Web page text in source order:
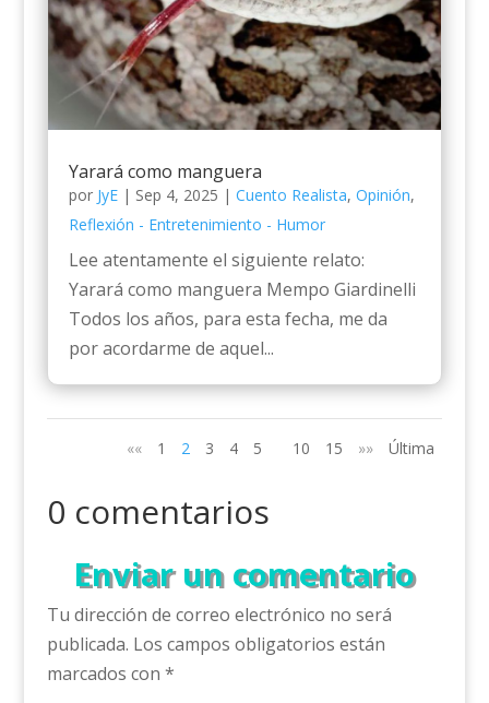
Yarará como manguera
por JyE| Sep 4, 2025 | Cuento Realista, Opinión,
Reflexión - Entretenimiento - Humor
Lee atentamente el siguiente relato:
Yarará como manguera Mempo Giardinelli
Todos los años, para esta fecha, me da
por acordarme de aquel...
«« 1 2 3 4 5 10 15 »» Última
0 comentarios
Enviar un comentario
Tu dirección de correo electrónico no será
publicada. Los campos obligatorios están
marcados con *